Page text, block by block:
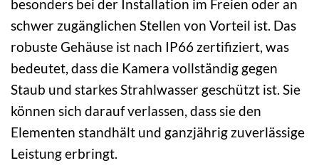
besonders bei der Installation im Freien oder an
schwer zugänglichen Stellen von Vorteil ist. Das
robuste Gehäuse ist nach IP66 zertifiziert, was
bedeutet, dass die Kamera vollständig gegen
Staub und starkes Strahlwasser geschützt ist. Sie
können sich darauf verlassen, dass sie den
Elementen standhält und ganzjährig zuverlässige
Leistung erbringt.